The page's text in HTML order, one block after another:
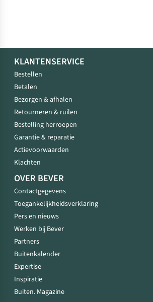
KLANTENSERVICE
Bestellen
Betalen
Bezorgen & afhalen
Retourneren & ruilen
Bestelling herroepen
Garantie & reparatie
Actievoorwaarden
Klachten
OVER BEVER
Contactgegevens
Toegankelijkheidsverklaring
Pers en nieuws
Werken bij Bever
Partners
Buitenkalender
Expertise
Inspiratie
Buiten. Magazine